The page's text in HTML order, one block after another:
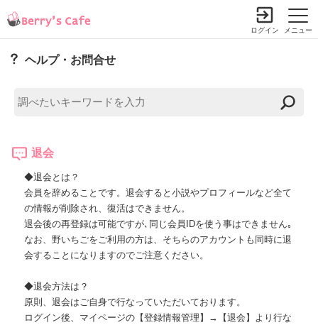
メニュー
ログイン
ヘルプ・お問合せ
退会
◆退会とは？
会員を辞めることです。退会すると小説やプロフィールなど全て
の情報が削除され、復活はできません。
退会後の再登録は可能ですが､同じ会員IDを使う事はできません｡
なお、野いちごをご利用の方は、そちらのアカウントも同時に退
会することになりますのでご注意ください。
◆退会方法は？
原則、退会はご自身で行なっていただいております。
ログイン後、マイページの【登録情報管理】→【退会】より行な